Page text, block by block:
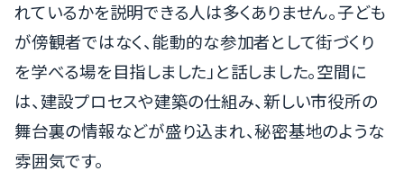
れているかを説明できる人は多くありません。子ども
が傍観者ではなく、能動的な参加者として街づくり
を学べる場を目指しました」と話しました。空間に
は、建設プロセスや建築の仕組み、新しい市役所の
舞台裏の情報などが盛り込まれ、秘密基地のような
雰囲気です。